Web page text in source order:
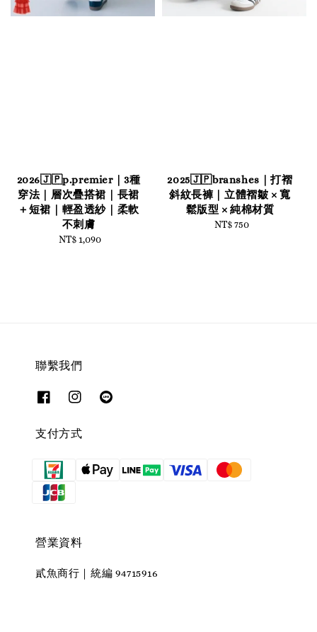
2026🇯🇵p.premier｜3種
穿法｜層次疊搭裙｜長裙
＋短裙｜輕盈透紗｜柔軟
不刺膚
Regular
NT$ 1,090
2025🇯🇵branshes｜打褶
斜紋長褲｜立體褶皺 × 寬
鬆版型 × 純棉材質
Regular
NT$ 750
聯繫我們
支付方式
營業資料
貳魚商行｜統編 94715916